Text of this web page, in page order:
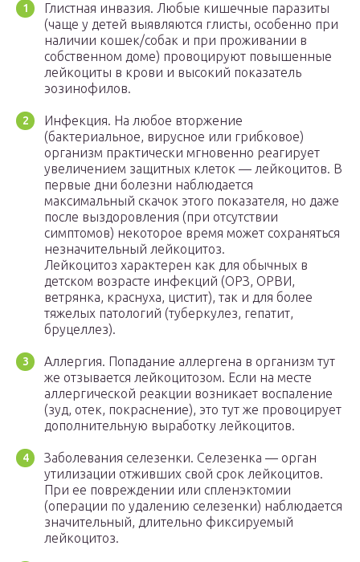
Глистная инвазия. Любые кишечные паразиты
(чаще у детей выявляются глисты, особенно при
наличии кошек/собак и при проживании в
собственном доме) провоцируют повышенные
лейкоциты в крови и высокий показатель
эозинофилов.
Инфекция. На любое вторжение
(бактериальное, вирусное или грибковое)
организм практически мгновенно реагирует
увеличением защитных клеток — лейкоцитов. В
первые дни болезни наблюдается
максимальный скачок этого показателя, но даже
после выздоровления (при отсутствии
симптомов) некоторое время может сохраняться
незначительный лейкоцитоз.
Лейкоцитоз характерен как для обычных в
детском возрасте инфекций (ОРЗ, ОРВИ,
ветрянка, краснуха, цистит), так и для более
тяжелых патологий (туберкулез, гепатит,
бруцеллез).
Аллергия. Попадание аллергена в организм тут
же отзывается лейкоцитозом. Если на месте
аллергической реакции возникает воспаление
(зуд, отек, покраснение), это тут же провоцирует
дополнительную выработку лейкоцитов.
Заболевания селезенки. Селезенка — орган
утилизации отживших свой срок лейкоцитов.
При ее повреждении или спленэктомии
(операции по удалению селезенки) наблюдается
значительный, длительно фиксируемый
лейкоцитоз.